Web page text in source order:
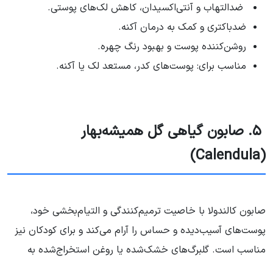
ضدالتهاب و آنتی‌اکسیدان، کاهش لک‌های پوستی.
ضدباکتری و کمک به درمان آکنه.
روشن‌کننده پوست و بهبود رنگ چهره.
مناسب برای: پوست‌های کدر، مستعد لک یا آکنه.
۵. صابون گیاهی گل همیشه‌بهار
(Calendula)
صابون کالندولا با خاصیت ترمیم‌کنندگی و التیام‌بخشی خود،
پوست‌های آسیب‌دیده و حساس را آرام می‌کند و برای کودکان نیز
مناسب است. گلبرگ‌های خشک‌شده یا روغن استخراج‌شده به